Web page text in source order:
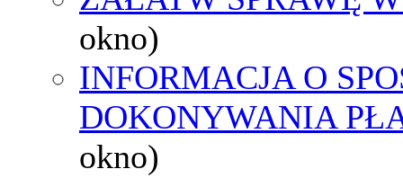
okno)
INFORMACJA O
DOKONYWANIA
okno)